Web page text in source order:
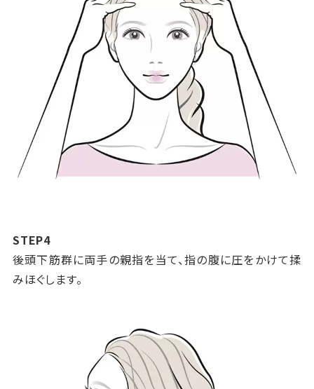
STEP4
後頭下筋群に両手の親指を当て、指の腹に圧をかけて揉
みほぐします。